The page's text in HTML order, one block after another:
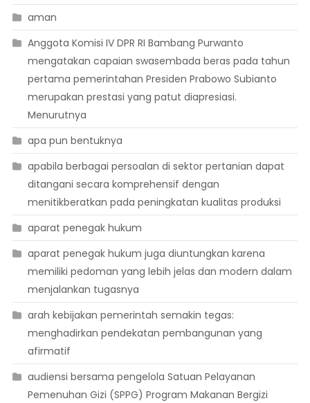
aman
Anggota Komisi IV DPR RI Bambang Purwanto
mengatakan capaian swasembada beras pada tahun
pertama pemerintahan Presiden Prabowo Subianto
merupakan prestasi yang patut diapresiasi.
Menurutnya
apa pun bentuknya
apabila berbagai persoalan di sektor pertanian dapat
ditangani secara komprehensif dengan
menitikberatkan pada peningkatan kualitas produksi
aparat penegak hukum
aparat penegak hukum juga diuntungkan karena
memiliki pedoman yang lebih jelas dan modern dalam
menjalankan tugasnya
arah kebijakan pemerintah semakin tegas:
menghadirkan pendekatan pembangunan yang
afirmatif
audiensi bersama pengelola Satuan Pelayanan
Pemenuhan Gizi (SPPG) Program Makanan Bergizi